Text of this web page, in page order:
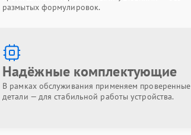
размытых формулировок.
Надёжные комплектующие
В рамках обслуживания применяем проверенные
детали — для стабильной работы устройства.